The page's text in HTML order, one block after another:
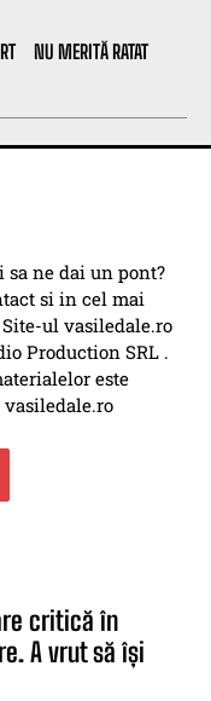
NU MERITĂ RATAT
ne dai un pont?
si in cel mai
ul vasiledale.ro
Production SRL .
este
critică în
A vrut să își